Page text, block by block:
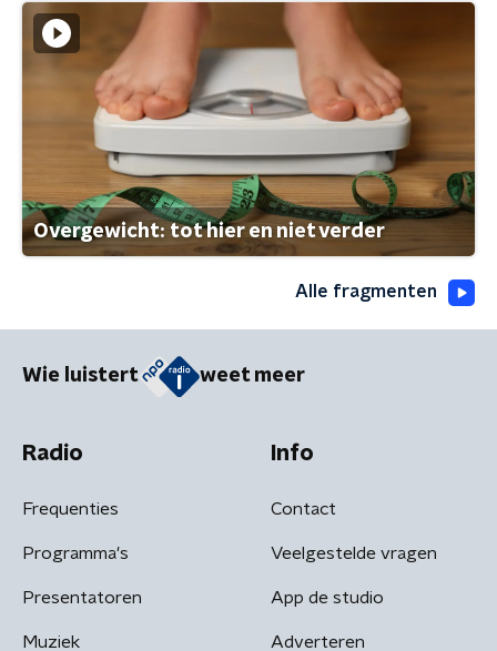
Overgewicht: tot hier en niet verder
Alle fragmenten
Wie luistert weet meer
Radio
Frequenties
Programma's
Presentatoren
Muziek
Info
Contact
Veelgestelde vragen
App de studio
Adverteren